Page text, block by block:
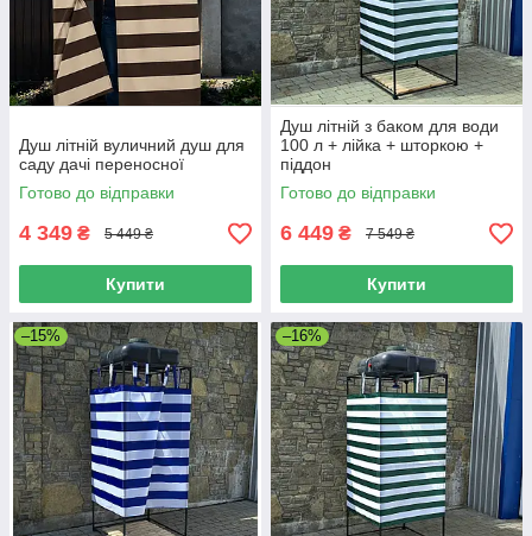
Душ літній вуличний душ для
саду дачі переносної
Готово до відправки
4 349 ₴ 5 449 ₴
Купити
Душ літній з баком для води
100 л + лійка + шторкою +
піддон
Готово до відправки
6 449 ₴ 7 549 ₴
Купити
–15% –16%